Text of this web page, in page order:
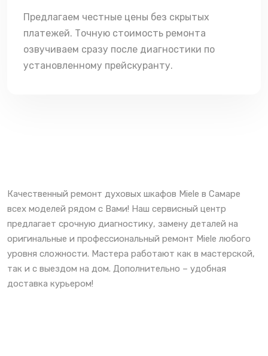
Предлагаем честные цены без скрытых
платежей. Точную стоимость ремонта
озвучиваем сразу после диагностики по
установленному прейскуранту.
Качественный ремонт духовых шкафов Miele в Самаре
всех моделей рядом с Вами! Наш сервисный центр
предлагает срочную диагностику, замену деталей на
оригинальные и профессиональный ремонт Miele любого
уровня сложности. Мастера работают как в мастерской,
так и с выездом на дом. Дополнительно – удобная
доставка курьером!